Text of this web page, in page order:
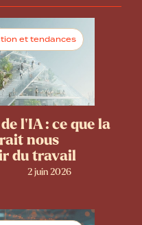
et tendances
l’IA : ce que la
nous
du travail
2 juin 2026